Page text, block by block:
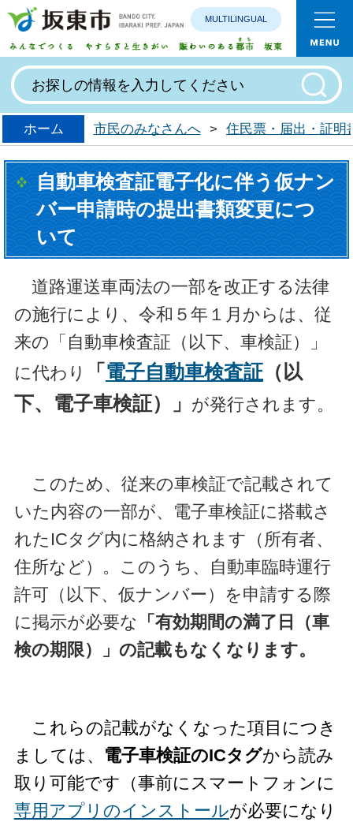
みんなで
MULTILINGUAL
ホーム 市民のみなさんへ > 住民票・届出・証明
自動車検査証電子化に伴う仮ナン
バー申請時の提出書類変更につ
いて
道路運送車両法の一部を改正する法律
の施行により、令和５年１月からは、従
来の「自動車検査証（以下、車検証）」
に代わり
「 電子自動車検査証（以
下、電子車検証）」 が発行されます。
このため、従来の車検証で記載されて
いた内容の一部が、電子車検証に搭載さ
れたICタグ内に格納されます（所有者、
住所など）。このうち、自動車臨時運行
許可（以下、仮ナンバー）を申請する際
に掲示が必要な
「有効期間の満了日（車
検の期限）」の記載もなくなります。
これらの記載がなくなった項目につき
ましては、 電子車検証のICタグから読み
取り可能です（事前にスマートフォンに
専用アプリのインストールが必要になり